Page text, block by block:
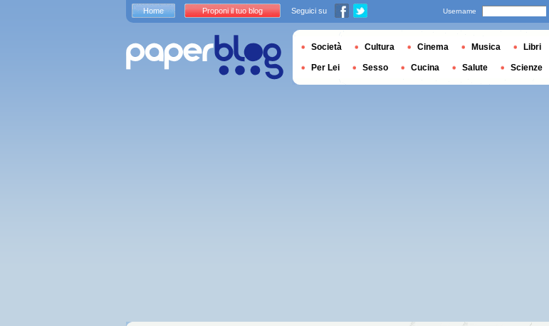
Home Proponi il tuo blog Seguici su Username
Società Cultura Cinema Musica Libri
Per Lei Sesso Cucina Salute Scienze